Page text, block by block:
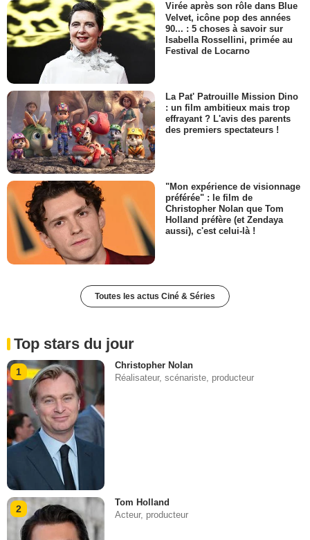
Virée après son rôle dans Blue
Velvet, icône pop des années
90... : 5 choses à savoir sur
Isabella Rossellini, primée au
Festival de Locarno
La Pat' Patrouille Mission Dino
: un film ambitieux mais trop
effrayant ? L'avis des parents
des premiers spectateurs !
"Mon expérience de visionnage
préférée" : le film de
Christopher Nolan que Tom
Holland préfère (et Zendaya
aussi), c'est celui-là !
Toutes les actus Ciné & Séries
Top stars du jour
1
Christopher Nolan
Réalisateur, scénariste, producteur
2
Tom Holland
Acteur, producteur